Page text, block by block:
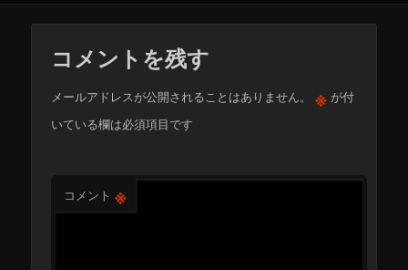
コメントを残す
メールアドレスが公開されることはありません。 ※ が付
いている欄は必須項目です
コメント ※